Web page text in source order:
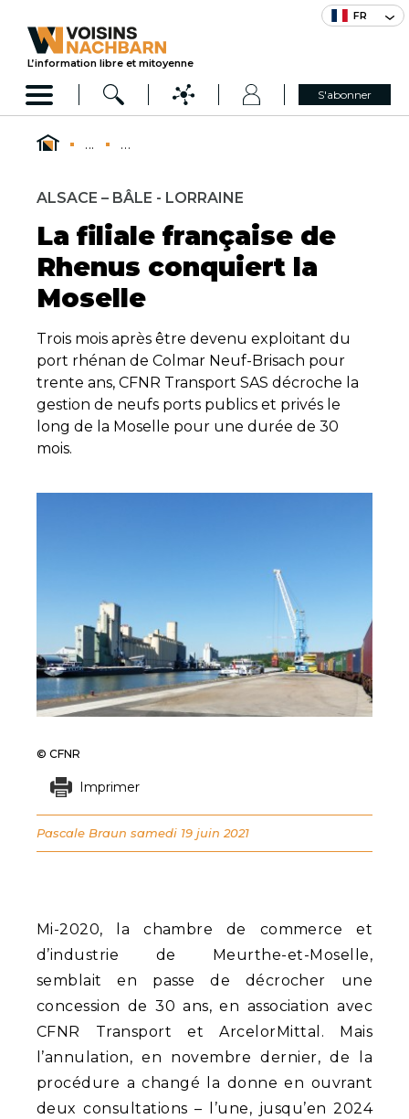
FR
L’information libre et mitoyenne
S'abonner
... ...
ALSACE – BÂLE - LORRAINE
La filiale française de
Rhenus conquiert la
Moselle
Trois mois après être devenu exploitant du
port rhénan de Colmar Neuf-Brisach pour
trente ans, CFNR Transport SAS décroche la
gestion de neufs ports publics et privés le
long de la Moselle pour une durée de 30
mois.
Mi-2020, la chambre de commerce et
d’industrie de Meurthe-et-Moselle,
semblait en passe de décrocher une
concession de 30 ans, en association avec
CFNR Transport et ArcelorMittal. Mais
l’annulation, en novembre dernier, de la
procédure a changé la donne en ouvrant
deux consultations – l’une, jusqu’en 2024
© CFNR
Imprimer
Pascale Braun samedi 19 juin 2021